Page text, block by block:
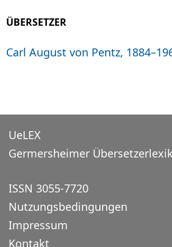
ÜBERSETZER
Carl August von Pentz,
UeLEX
Germersheimer
ISSN 3055-7720
Nutzungsbedingungen
Impressum
Kontakt